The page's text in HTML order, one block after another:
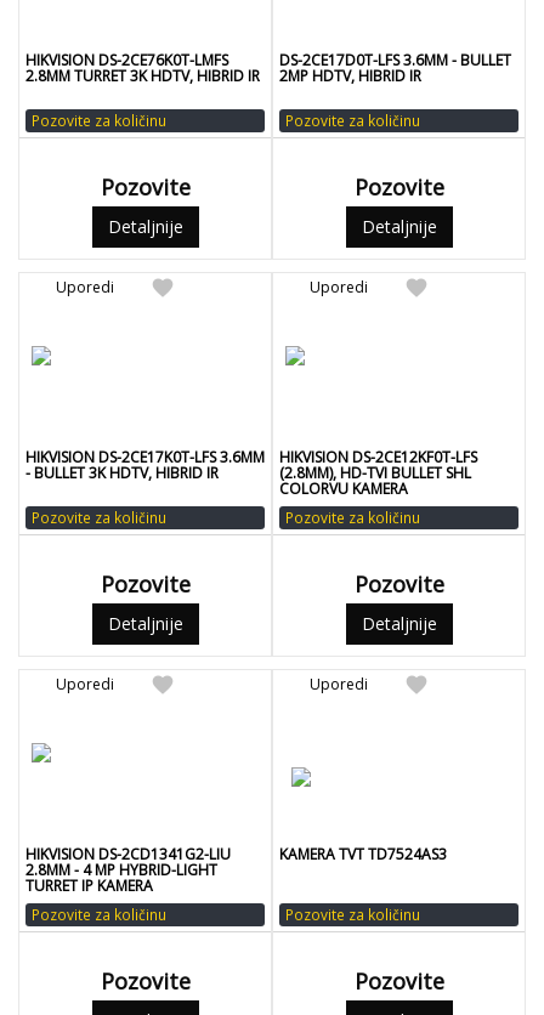
HIKVISION DS-2CE76K0T-LMFS
2.8MM TURRET 3K HDTV, HIBRID IR
Pozovite za količinu
Pozovite
Detaljnije
DS-2CE17D0T-LFS 3.6MM - BULLET
2MP HDTV, HIBRID IR
Pozovite za količinu
Pozovite
Detaljnije
favorite
Uporedi
HIKVISION DS-2CE17K0T-LFS 3.6MM
- BULLET 3K HDTV, HIBRID IR
Pozovite za količinu
Pozovite
Detaljnije
favorite
Uporedi
HIKVISION DS-2CE12KF0T-LFS
(2.8MM), HD-TVI BULLET SHL
COLORVU KAMERA
Pozovite za količinu
Pozovite
Detaljnije
favorite
Uporedi
HIKVISION DS-2CD1341G2-LIU
2.8MM - 4 MP HYBRID-LIGHT
TURRET IP KAMERA
Pozovite za količinu
Pozovite
favorite
Uporedi
KAMERA TVT TD7524AS3
Pozovite za količinu
Pozovite